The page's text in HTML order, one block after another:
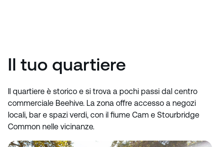
Il tuo quartiere
Il quartiere è storico e si trova a pochi passi dal centro
commerciale Beehive. La zona offre accesso a negozi
locali, bar e spazi verdi, con il fiume Cam e Stourbridge
Common nelle vicinanze.